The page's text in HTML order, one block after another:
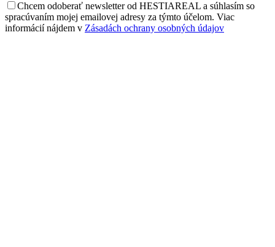
Chcem odoberať newsletter od HESTIAREAL a súhlasím so
spracúvaním mojej emailovej adresy za týmto účelom. Viac
informácií nájdem v Zásadách ochrany osobných údajov